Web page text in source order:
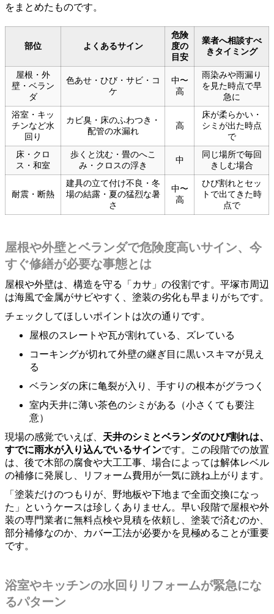
をまとめたものです。
部位 よくあるサイン
危険
度の
目安
業者へ相談すべ
きタイミング
屋根・外
壁・ベラン
ダ
色あせ・ひび・サビ・コ
ケ
中〜
高
雨染みや雨漏り
を見た時点で早
急に
浴室・キッ
チンなど水
回り
カビ臭・床のふわつき・
配管の水漏れ
高
床が柔らかい・
シミが出た時点
で
床・クロ
ス・和室
歩くと沈む・畳のへこ
み・クロスの浮き
中
同じ場所で毎回
きしむ場合
耐震・断熱
建具の立て付け不良・冬
場の結露・夏の猛烈な暑
さ
中〜
高
ひび割れとセッ
トで出てきた時
点で
屋根や外壁とベランダで危険度高いサイン、今
すぐ修繕が必要な事態とは
屋根や外壁は、構造を守る「カサ」の役割です。平塚市周辺
は海風で金属がサビやすく、塗装の劣化も早まりがちです。
チェックしてほしいポイントは次の通りです。
屋根のスレートや瓦が割れている、ズレている
コーキングが切れて外壁の継ぎ目に黒いスキマが見え
る
ベランダの床に亀裂が入り、手すりの根本がグラつく
室内天井に薄い茶色のシミがある（小さくても要注
意）
現場の感覚でいえば、 天井のシミとベランダのひび割れは、
すでに雨水が入り込んでいるサインです。この段階での放置
は、後で木部の腐食や大工工事、場合によっては解体レベル
の補修に発展し、リフォーム費用が一気に跳ね上がります。
「塗装だけのつもりが、野地板や下地まで全面交換になっ
た」というケースは珍しくありません。早い段階で屋根や外
装の専門業者に無料点検や見積を依頼し、塗装で済むのか、
部分補修なのか、カバー工法が必要かを見極めることが重要
です。
浴室やキッチンの水回りリフォームが緊急にな
るパターン